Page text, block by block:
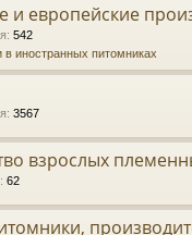
и европейские
: 542
в иностранных питомниках
: 3567
взрослых
: 62